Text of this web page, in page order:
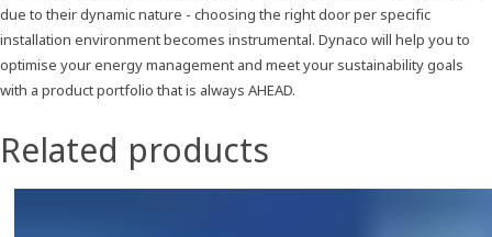
due to their dynamic nature - choosing the right door per specific
installation environment becomes instrumental. Dynaco will help you to
optimise your energy management and meet your sustainability goals
with a product portfolio that is always AHEAD.
Related products